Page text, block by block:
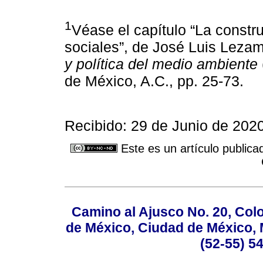
1Véase el capítulo “La
sociales”, de José Luis
y política del medio ambiente
de México, A.C., pp. 25-73.
Recibido: 29 de Junio de
Este es un artículo
Camino al Ajusco No. 20,
de México, Ciudad de México,
(52-55)